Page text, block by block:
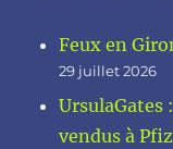
Feux en
29 juillet 2026
UrsulaGates
vendus à